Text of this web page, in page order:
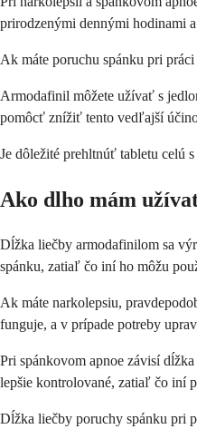
prirodzenými dennými hodinami
Ak máte poruchu spánku pri
Armodafinil môžete užívať s
pomôcť znížiť tento vedľajší
Je dôležité prehltnúť tabletu celú
Ako dlho mám
Dĺžka liečby armodafinilom sa
spánku, zatiaľ čo iní ho môžu
Ak máte narkolepsiu,
funguje, a v prípade potreby
Pri spánkovom apnoe závisí
lepšie kontrolované, zatiaľ čo iní
Dĺžka liečby poruchy spánku pri